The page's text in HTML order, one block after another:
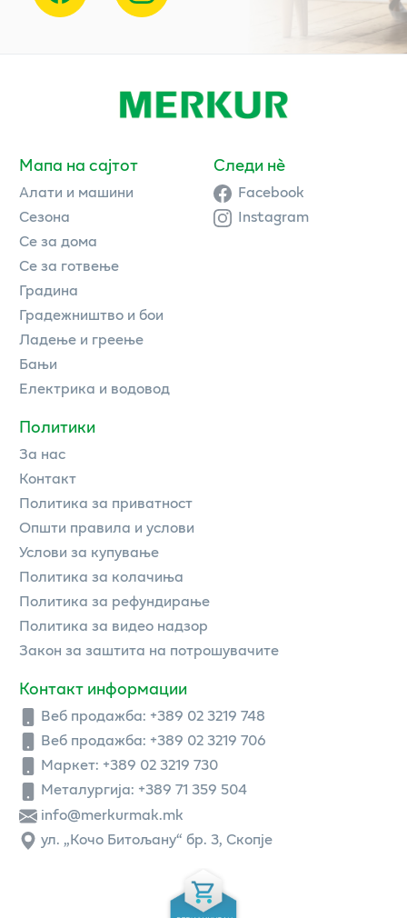
Мапа на сајтот
Алати и машини
Сезона
Се за дома
Се за готвење
Градина
Градежништво и бои
Ладење и греење
Бањи
Електрика и водовод
Политики
За нас
Контакт
Политика за приватност
Општи правила и услови
Услови за купување
Политика за колачиња
Политика за рефундирање
Политика за видео надзор
Закон за заштита на потрошувачите
Контакт информации
Веб продажба: +389 02 3219 748
Веб продажба: +389 02 3219 706
Маркет: +389 02 3219 730
Металургија: +389 71 359 504
info@merkurmak.mk
ул. „Кочо Битољану“ бр. 3, Скопје
Следи нè
Facebook
Instagram